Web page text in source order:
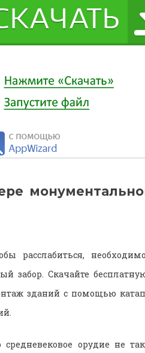
расслабиться,
забор. Скачайте
зданий с помощью
орудие не